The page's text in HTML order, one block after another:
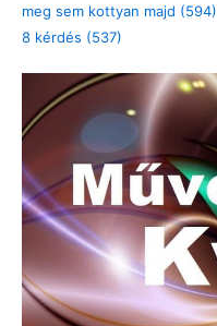
meg sem kottyan majd (594)
8 kérdés (537)